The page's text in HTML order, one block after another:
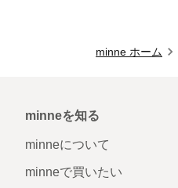
minne ホーム
minneを知る
minneについて
minneで買いたい